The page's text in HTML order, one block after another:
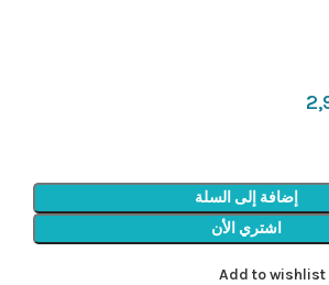
إضافة إلى السلة
اشتري الأن
Add to wishlist